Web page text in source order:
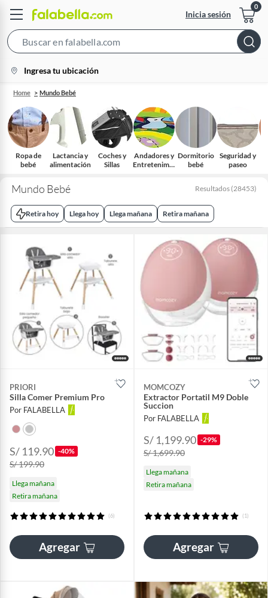
Inicia sesión
Bar
location-
icon
Ingresa tu ubicación
Home Mundo Bebé
Ropa de
bebé
Lactancia y
alimentación
Coches y
Sillas
Andadores y
Entretenimie
Dormitorio
bebé
Seguridad y
paseo
Mundo Bebé Resultados (28453)
Retira hoy Llega hoy Llega mañana Retira mañana
PRIORI
Silla Comer Premium Pro
Por FALABELLA
S/ 119.90 -40%
S/ 199.90
Llega mañana
Retira mañana
(6)
Agregar
MOMCOZY
Extractor Portatil M9 Doble
Succion
Por FALABELLA
S/ 1,199.90 -29%
S/ 1,699.90
Llega mañana
Retira mañana
(1)
Agregar